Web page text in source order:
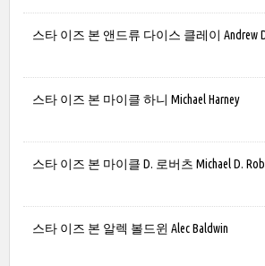
스타 이즈 본 앤드류 다이스 클레이 Andrew
스타 이즈 본 마이클 하니 Michael Harney
스타 이즈 본 마이클 D. 로버츠 Michael D.
스타 이즈 본 알렉 볼드윈 Alec Baldwin